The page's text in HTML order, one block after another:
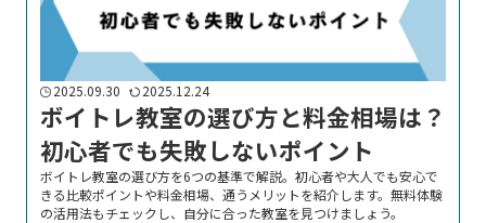
2025.09.30 2025.12.24
ボイトレ教室の選び方と料金相場は？
初心者でも失敗しないポイント
ボイトレ教室の選び方を6つの基準で解説。初心者や大人でも安心で
きる比較ポイントや料金相場、通うメリットを紹介します。無料体験
の活用法もチェックし、自分に合った教室を見つけましょう。